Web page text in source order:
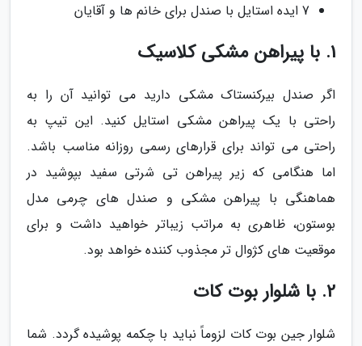
7 ایده استایل با صندل برای خانم ها و آقایان
1. با پیراهن مشکی کلاسیک
اگر صندل بیرکنستاک مشکی دارید می توانید آن را به
راحتی با یک پیراهن مشکی استایل کنید. این تیپ به
راحتی می تواند برای قرارهای رسمی روزانه مناسب باشد.
اما هنگامی که زیر پیراهن تی شرتی سفید بپوشید در
هماهنگی با پیراهن مشکی و صندل های چرمی مدل
بوستون، ظاهری به مراتب زیباتر خواهید داشت و برای
موقعیت های کژوال تر مجذوب کننده خواهد بود.
2. با شلوار بوت کات
شلوار جین بوت کات لزوماً نباید با چکمه پوشیده گردد. شما